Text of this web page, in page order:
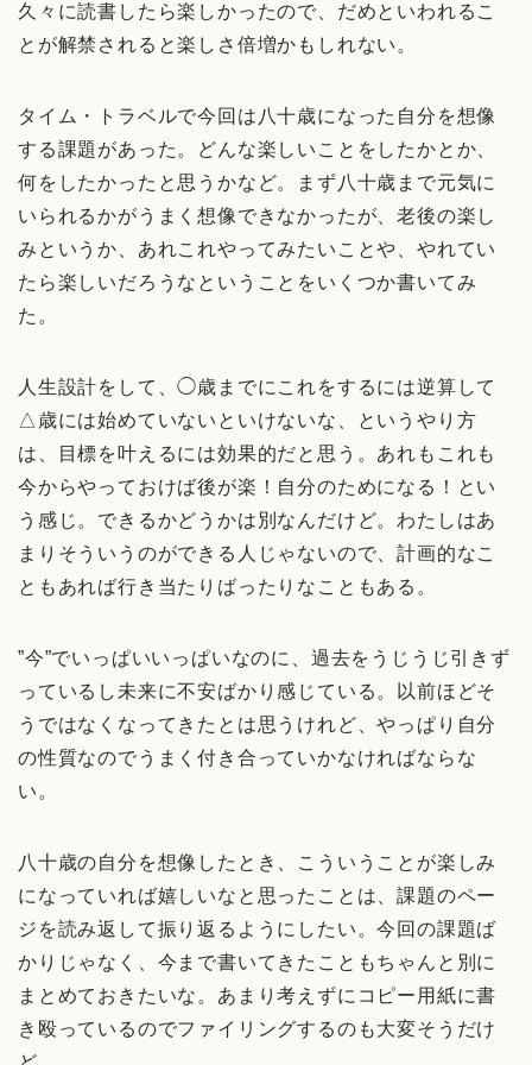
久々に読書したら楽しかったので、だめといわれるこ
とが解禁されると楽しさ倍増かもしれない。
タイム・トラベルで今回は八十歳になった自分を想像
する課題があった。どんな楽しいことをしたかとか、
何をしたかったと思うかなど。まず八十歳まで元気に
いられるかがうまく想像できなかったが、老後の楽し
みというか、あれこれやってみたいことや、やれてい
たら楽しいだろうなということをいくつか書いてみ
た。
人生設計をして、◯歳までにこれをするには逆算して
△歳には始めていないといけないな、というやり方
は、目標を叶えるには効果的だと思う。あれもこれも
今からやっておけば後が楽！自分のためになる！とい
う感じ。できるかどうかは別なんだけど。わたしはあ
まりそういうのができる人じゃないので、計画的なこ
ともあれば行き当たりばったりなこともある。
”今”でいっぱいいっぱいなのに、過去をうじうじ引きず
っているし未来に不安ばかり感じている。以前ほどそ
うではなくなってきたとは思うけれど、やっぱり自分
の性質なのでうまく付き合っていかなければならな
い。
八十歳の自分を想像したとき、こういうことが楽しみ
になっていれば嬉しいなと思ったことは、課題のペー
ジを読み返して振り返るようにしたい。今回の課題ば
かりじゃなく、今まで書いてきたこともちゃんと別に
まとめておきたいな。あまり考えずにコピー用紙に書
き殴っているのでファイリングするのも大変そうだけ